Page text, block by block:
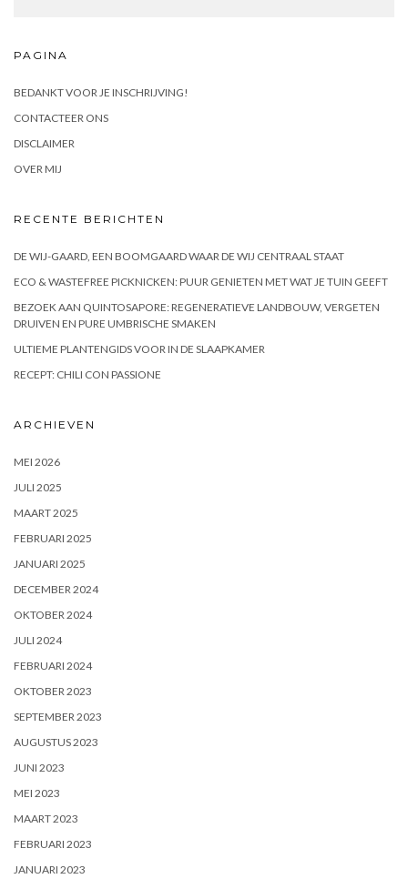
PAGINA
BEDANKT VOOR JE INSCHRIJVING!
CONTACTEER ONS
DISCLAIMER
OVER MIJ
RECENTE BERICHTEN
DE WIJ-GAARD, EEN BOOMGAARD WAAR DE WIJ CENTRAAL STAAT
ECO & WASTEFREE PICKNICKEN: PUUR GENIETEN MET WAT JE TUIN GEEFT
BEZOEK AAN QUINTOSAPORE: REGENERATIEVE LANDBOUW, VERGETEN
DRUIVEN EN PURE UMBRISCHE SMAKEN
ULTIEME PLANTENGIDS VOOR IN DE SLAAPKAMER
RECEPT: CHILI CON PASSIONE
ARCHIEVEN
MEI 2026
JULI 2025
MAART 2025
FEBRUARI 2025
JANUARI 2025
DECEMBER 2024
OKTOBER 2024
JULI 2024
FEBRUARI 2024
OKTOBER 2023
SEPTEMBER 2023
AUGUSTUS 2023
JUNI 2023
MEI 2023
MAART 2023
FEBRUARI 2023
JANUARI 2023